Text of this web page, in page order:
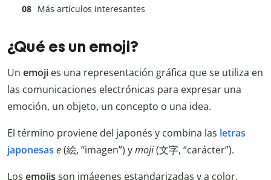
Más artículos interesantes
¿Qué es un emoji?
Un emoji es una representación gráfica que se utiliza en
las comunicaciones electrónicas para expresar una
emoción, un objeto, un concepto o una idea.
El término proviene del japonés y combina las letras
japonesas e(絵, “imagen”) ymoji(文字, “carácter”).
Los emojis son imágenes estandarizadas y a color.